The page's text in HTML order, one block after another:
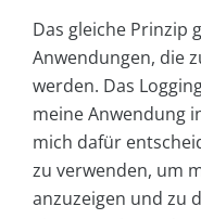
Das gleiche Prinzip
Anwendungen, die
werden. Das
meine Anwendung
mich dafür
zu verwenden, um
anzuzeigen und zu